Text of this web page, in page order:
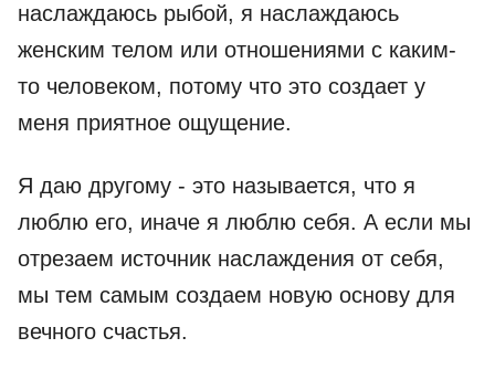
наслаждаюсь рыбой, я наслаждаюсь
женским телом или отношениями с каким-
то человеком, потому что это создает у
меня приятное ощущение.
Я даю другому - это называется, что я
люблю его, иначе я люблю себя. А если мы
отрезаем источник наслаждения от себя,
мы тем самым создаем новую основу для
вечного счастья.